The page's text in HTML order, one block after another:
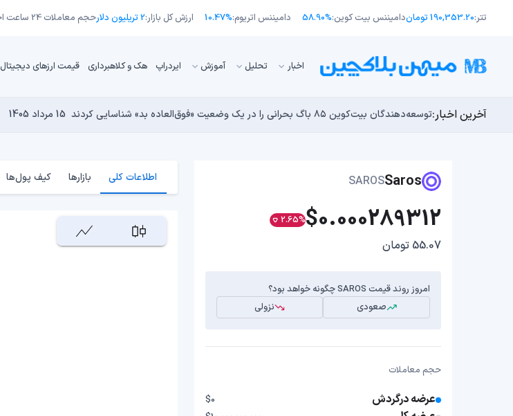
تتر:190,353.20 تومان دامیننس بیت کوین:58.90% دامیننس اتریوم:10.47% ارزش کل بازار:2 تریلیون دلار حجم معاملات 24 ساعت اخیر:
اﺧﺒﺎر تحلیل آموزش ایردراپ هک و کلاهبرداری قیمت ارزهای دیجیتال
آخرین اخبار:توسعه‌دهندگان بیت‌کوین ۸۵ باگ بحرانی را در یک وضعیت «فوق‌العاده بد» شناسایی کردند 15 مرداد 1405 اوج‌گیری طلا با تقاضای چین؛ چرا قیمت بیت کوین در ۶۴ هزار دلار درجا می‌زند؟ 15 مرداد 1405
بدترین نمودار برای گاوهای بیت کوین؛ آیا دوران رالی‌های نجومی به پایان رسیده است؟ 14 مرداد 1405 انتقال ۶۶ میلیون دلاری بیت کوین توسط مایکرواستراتژی؛ آیا فشار فروش جدیدی در راه است؟ 14 مرداد 1405 یک نقشه راه کوانتومی، بیت‌کوین را بسیار بالاتر خواهد برد 13 مرداد 1405
Saros
SAROS
$0.000289312
2.65%
55.07 تومان
امروز روند قیمت SAROS چگونه خواهد بود؟
صعودی
نزولی
حجم معاملات
عرضه درگردش $0
اطلاعات کلی بازارها کیف پول‌ها